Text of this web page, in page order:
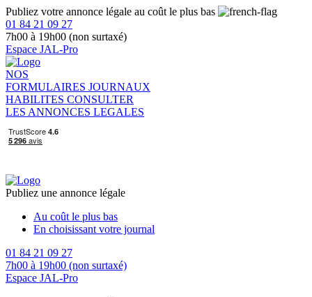
Publiez votre annonce légale au coût le plus bas
01 84 21 09 27
7h00 à 19h00 (non surtaxé)
Espace JAL-Pro
NOS
FORMULAIRES JOURNAUX
HABILITES CONSULTER
LES ANNONCES LEGALES
Publiez une annonce légale
Au coût le plus bas
En choisissant votre journal
01 84 21 09 27
7h00 à 19h00 (non surtaxé)
Espace JAL-Pro